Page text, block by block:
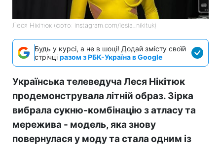
Леся Нікітюк (фото: instagram.com/lesia_nikituk)
Будь у курсі, а не в шоці! Додай змісту своїй
стрічці разом з РБК-Україна в Google
Українська телеведуча Леся Нікітюк
продемонструвала літній образ. Зірка
вибрала сукню-комбінацію з атласу та
мережива - модель, яка знову
повернулася у моду та стала одним із